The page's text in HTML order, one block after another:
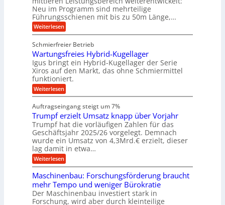
U
m
g
e
b
u
n
g
e
n
s
e
H
u
b
e
w
e
g
u
n
g
e
o
t
i
v
e
n
d
M
a
s
c
h
i
e
n
b
a
u
r
W
e
r
k
z
e
u
g
k
r
e
i
s
a
u
f
Neu im Programm sind mehrteilige
Führungsschienen mit bis zu 50m Länge,…
Weiterlesen:
K
g
e
l
s
c
h
i
e
e
n
f
ü
h
r
u
n
g
e
n
B
S
C
Schmierfreier Betrieb
Wartungsfreies Hybrid-Kugellager
Igus bringt ein Hybrid-Kugellager der Serie
Xiros auf den Markt, das ohne Schmiermittel
funktioniert.
Weiterlesen:
W
r
t
u
n
g
s
r
e
e
s
H
y
Auftragseingang steigt um 7%
Trumpf erzielt Umsatz knapp über Vorjahr
Trumpf hat die vorläufigen Zahlen für das
Geschäftsjahr 2025/26 vorgelegt. Demnach
wurde ein Umsatz von 4,3Mrd.€ erzielt, dieser
lag damit in etwa…
Weiterlesen:
T
u
m
p
f
Maschinenbau: Forschungsförderung braucht
mehr Tempo und weniger Bürokratie
Der Maschinenbau investiert stark in
Forschung, wird aber durch kleinteilige